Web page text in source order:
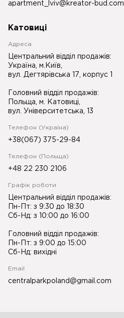
apartment_lviv@kreator-bud.com
Катовиці
Адреса
Центральний відділ продажів:
Україна, м.Київ,
вул. Дегтярівська 17, корпус 1
Головний відділ продажів:
Польща, м. Катовиці,
вул. Університетська, 13
Телефон (Україна)
+38(067) 375-29-84
Телефон (Польща)
+48 22 230 2106
Графік роботи
Центральний відділ продажів:
Пн-Пт: з 9:30 до 18:30
Сб-Нд: з 10:00 до 16:00
Головний відділ продажів:
Пн-Пт: з 9:00 до 15:00
Сб-Нд: вихідні
Email
centralparkpoland@gmail.com